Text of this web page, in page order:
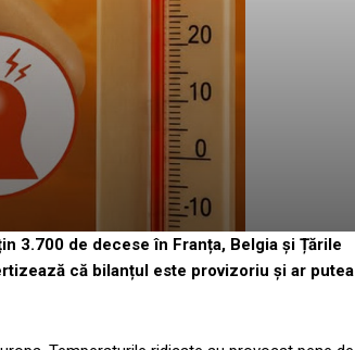
3.700 de decese în Franța, Belgia și Țările
că bilanțul este provizoriu și ar putea